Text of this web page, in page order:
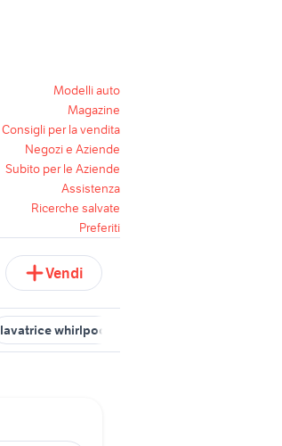
Modelli auto
Magazine
Consigli per la vendita
Negozi e Aziende
Subito per le Aziende
Assistenza
Ricerche salvate
Preferiti
Vendi
lavatrice whirlpool